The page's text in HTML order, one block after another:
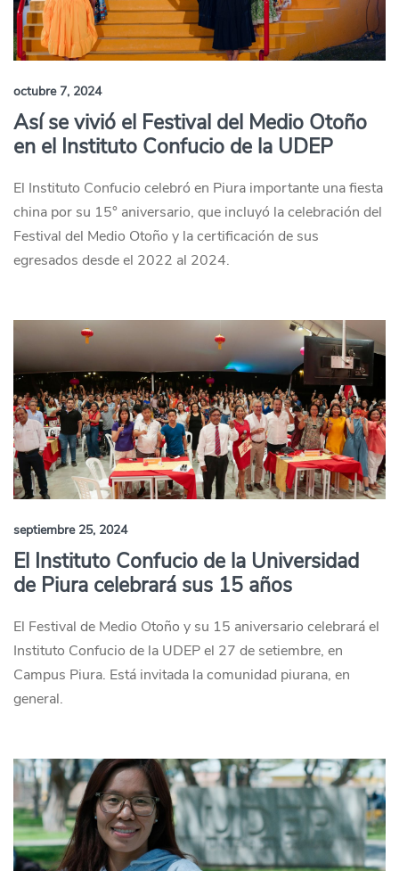
octubre 7, 2024
Así se vivió el Festival del Medio Otoño
en el Instituto Confucio de la UDEP
El Instituto Confucio celebró en Piura importante una fiesta
china por su 15° aniversario, que incluyó la celebración del
Festival del Medio Otoño y la certificación de sus
egresados desde el 2022 al 2024.
septiembre 25, 2024
El Instituto Confucio de la Universidad
de Piura celebrará sus 15 años
El Festival de Medio Otoño y su 15 aniversario celebrará el
Instituto Confucio de la UDEP el 27 de setiembre, en
Campus Piura. Está invitada la comunidad piurana, en
general.